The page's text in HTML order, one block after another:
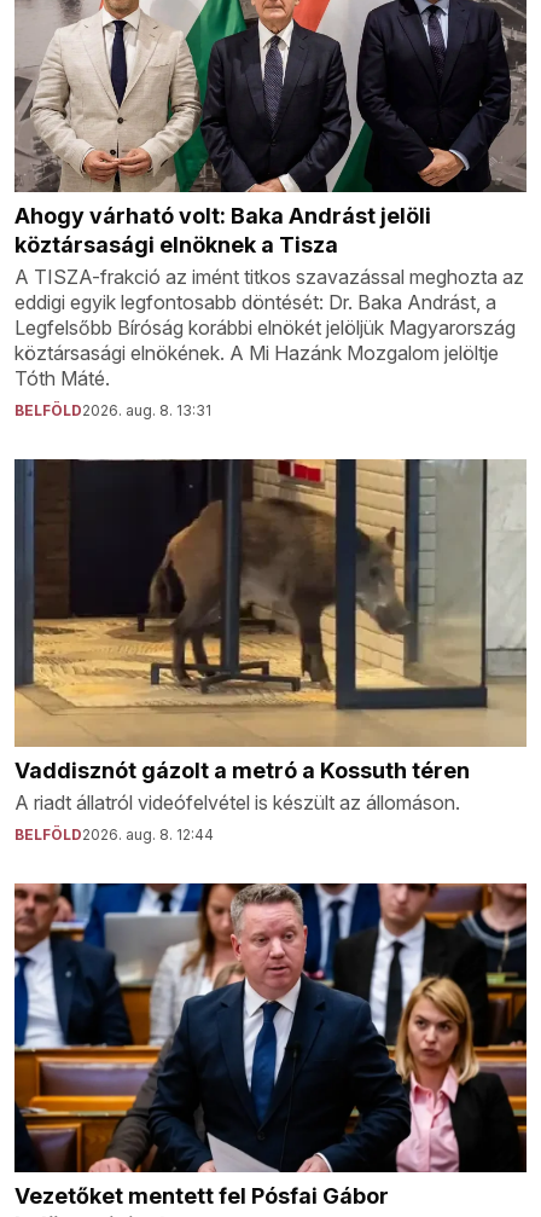
Ahogy várható volt: Baka Andrást jelöli
köztársasági elnöknek a Tisza
A TISZA-frakció az imént titkos szavazással meghozta az
eddigi egyik legfontosabb döntését: Dr. Baka Andrást, a
Legfelsőbb Bíróság korábbi elnökét jelöljük Magyarország
köztársasági elnökének. A Mi Hazánk Mozgalom jelöltje
Tóth Máté.
BELFÖLD2026. aug. 8. 13:31
Vaddisznót gázolt a metró a Kossuth téren
A riadt állatról videófelvétel is készült az állomáson.
BELFÖLD2026. aug. 8. 12:44
Vezetőket mentett fel Pósfai Gábor